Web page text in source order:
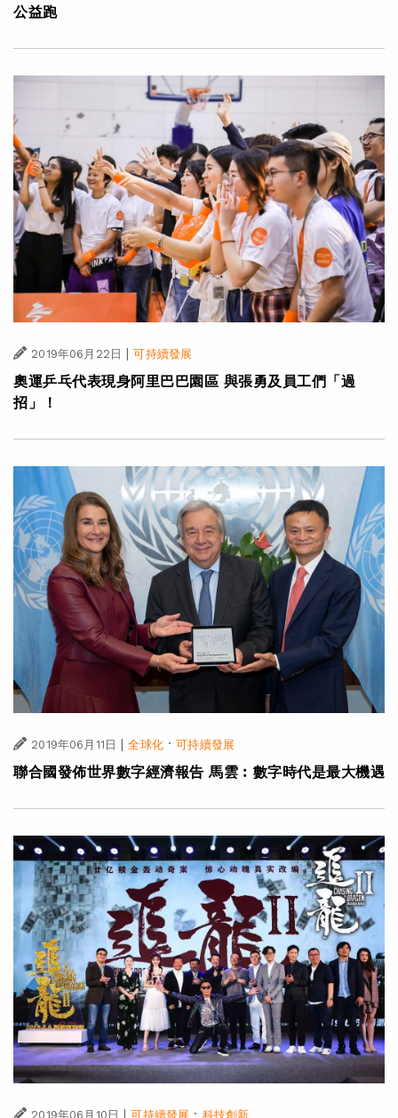
公益跑
2019年06月22日 | 可持續發展
奧運乒乓代表現身阿里巴巴園區 與張勇及員工們「過
招」！
2019年06月11日 全球化·可持續發展
聯合國發佈世界數字經濟報告 馬雲︰數字時代是最大機遇
2019年06月10日 | 可持續發展 · 科技創新